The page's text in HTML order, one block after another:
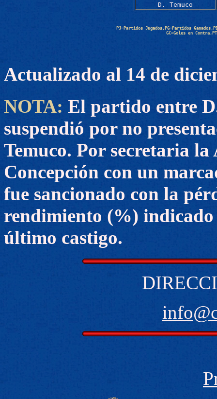
D. Temuco
PJ=Partidos Jugados,PG=Partidos
GC=Goles en
Actualizado al 14 de
NOTA: El partido entre
suspendió por no
Temuco. Por secretaria
Concepción con un
fue sancionado con la
rendimiento (%) indicado
último castigo.